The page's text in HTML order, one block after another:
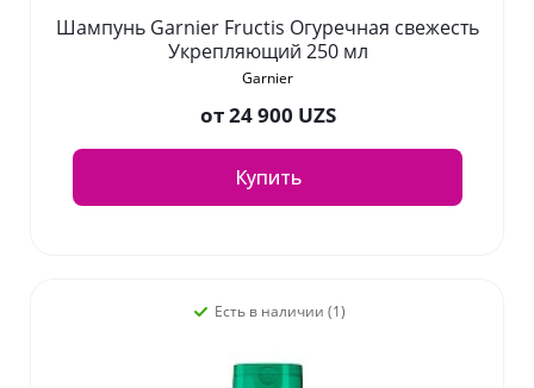
Шампунь Garnier Fructis Огуречная свежесть
Укрепляющий 250 мл
Garnier
от24 900 UZS
Купить
Есть в наличии (1)